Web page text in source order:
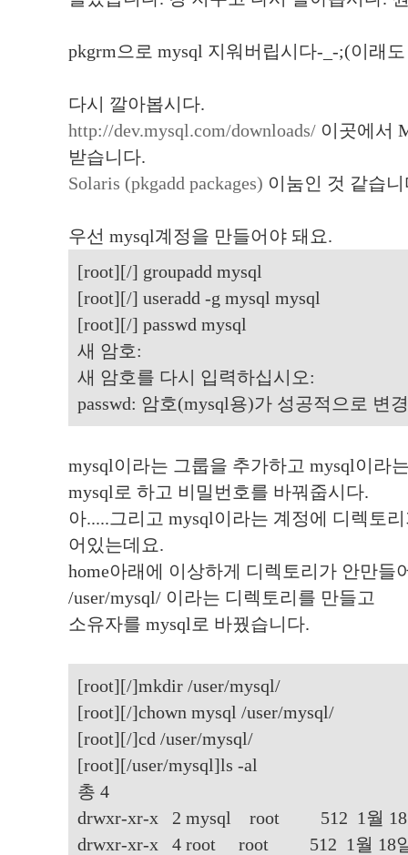
pkgrm으로 mysql 지워버립시다-_-;(이래
다시 깔아봅시다.
http://dev.mysql.com/downloads/ 이곳에서
받습니다.
Solaris (pkgadd packages) 이눔인 것 같습니
우선 mysql계정을 만들어야 돼요.
[root][/] groupadd mysql
[root][/] useradd -g mysql mysql
[root][/] passwd mysql
새 암호:
새 암호를 다시 입력하십시오:
passwd: 암호(mysql용)가 성공적으로 변
mysql이라는 그룹을 추가하고 mysql이라
mysql로 하고 비밀번호를 바꿔줍시다.
아.....그리고 mysql이라는 계정에 디렉토
어있는데요.
home아래에 이상하게 디렉토리가 안만들
/user/mysql/ 이라는 디렉토리를 만들고
소유자를 mysql로 바꿨습니다.
[root][/]mkdir /user/mysql/
[root][/]chown mysql /user/mysql/
[root][/]cd /user/mysql/
[root][/user/mysql]ls -al
총 4
drwxr-xr-x 2 mysql root 512 1월 18
drwxr-xr-x 4 root root 512 1월 18일